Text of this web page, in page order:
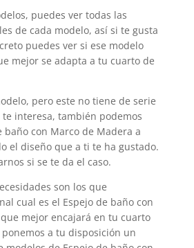
puedes ver todas las
de cada modelo, así si te gusta
puedes ver si ese modelo
mejor se adapta a tu cuarto de
pero este no tiene de serie
interesa, también podemos
baño con Marco de Madera a
el diseño que a ti te ha gustado.
si se te da el caso.
son los que
cual es el Espejo de baño con
mejor encajará en tu cuarto
a tu disposición un